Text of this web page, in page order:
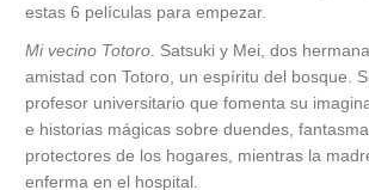
estas 6 películas para empezar.
Mi vecino Totoro . Satsuki y Mei, dos
amistad con Totoro, un espíritu del bosque.
profesor universitario que fomenta su
e historias mágicas sobre duendes,
protectores de los hogares, mientras la
enferma en el hospital.